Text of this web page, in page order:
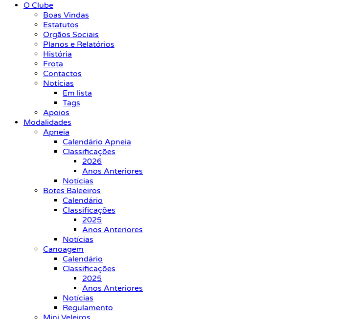
O Clube
Boas Vindas
Estatutos
Orgãos Sociais
Planos e Relatórios
História
Frota
Contactos
Notícias
Em lista
Tags
Apoios
Modalidades
Apneia
Calendário Apneia
Classificações
2026
Anos Anteriores
Notícias
Botes Baleeiros
Calendário
Classificações
2025
Anos Anteriores
Notícias
Canoagem
Calendário
Classificações
2025
Anos Anteriores
Notícias
Regulamento